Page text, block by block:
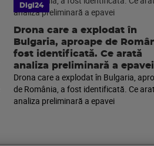
Digi24
Drona care a explodat în
Bulgaria, aproape de
fost identificată. Ce arată
analiza preliminară a epavei
Drona care a explodat în Bulgaria,
de România, a fost identificată. Ce
analiza preliminară a epavei